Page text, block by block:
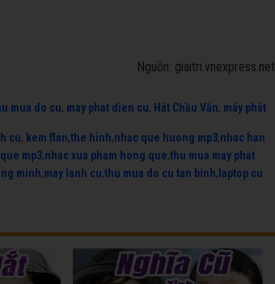
Nguồn: giaitri.vnexpress.net
mua do cu, may phat dien cu, Hát Chầu Văn, máy phát
cu, kem flan,the hinh,nhac que huong mp3,nhac han
mp3,nhac xua pham hong que,thu mua may phat
minh,may lanh cu,thu mua do cu tan binh, laptop cu